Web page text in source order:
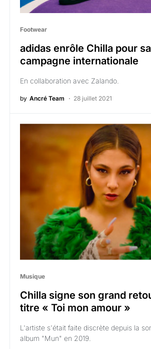
Footwear
adidas enrôle Chilla pour
campagne internationale
En collaboration avec Zalando.
by Ancré Team 28 juillet 2021
Musique
Chilla signe son grand
titre « Toi mon amour »
L'artiste s'était faite discrète depuis la
album "Mun" en 2019.